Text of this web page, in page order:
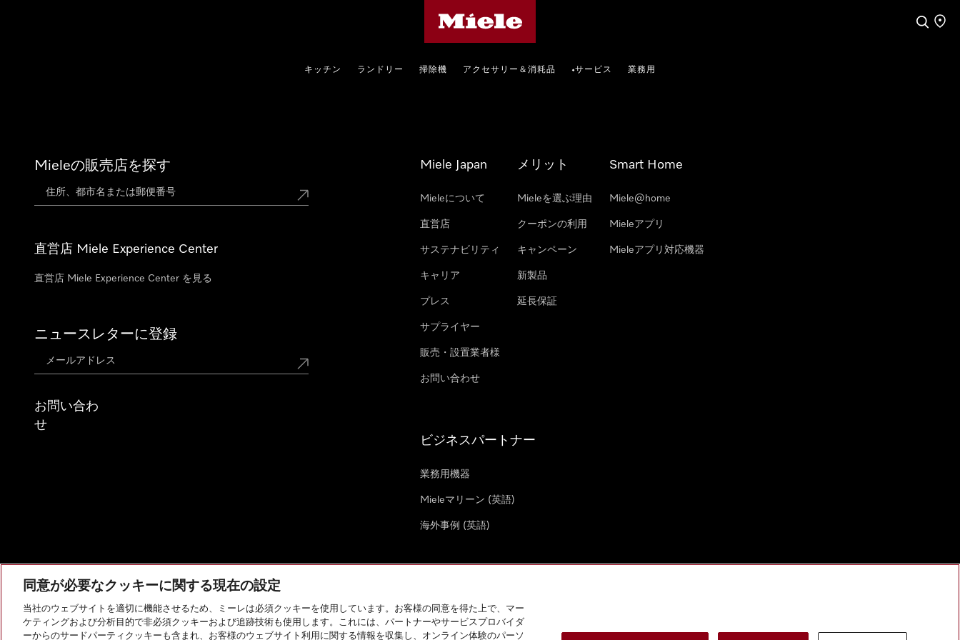
検索 店舗
キッチン ランドリー 掃除機 アクセサリー＆消耗品 •サービス 業務用
Mieleの販売店を探す
直営店 Miele Experience Center
直営店 Miele Experience Center を見る
ニュースレターに登録
お問い合わ
せ
Miele Japan
Mieleについて
直営店
サステナビリティ
キャリア
プレス
サプライヤー
販売・設置業者様
お問い合わせ
メリット
Mieleを選ぶ理由
クーポンの利用
キャンペーン
新製品
延長保証
Smart Home
Miele@home
Mieleアプリ
Mieleアプリ対応機器
ビジネスパートナー
業務用機器
Mieleマリーン (英語)
海外事例 (英語)
会社概要 法的通知 個人情報保護方針 利用規約
クッキー設定
同意が必要なクッキーに関する現在の設定
当社のウェブサイトを適切に機能させるため、ミーレは必須クッキーを使用しています。お客様の同意を得た上で、マー
ケティングおよび分析目的で非必須クッキーおよび追跡技術も使用します。これには、パートナーやサービスプロバイダ
ーからのサードパーティクッキーも含まれ、お客様のウェブサイト利用に関する情報を収集し、オンライン体験のパーソ